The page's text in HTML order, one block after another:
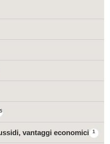
1
vantaggi economici